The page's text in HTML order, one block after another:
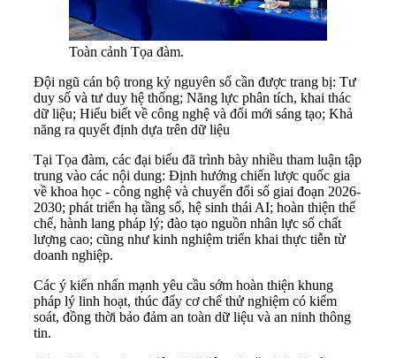
Toàn cảnh Tọa đàm.
Đội ngũ cán bộ trong kỷ nguyên số cần được trang bị: Tư
duy số và tư duy hệ thống; Năng lực phân tích, khai thác
dữ liệu; Hiểu biết về công nghệ và đổi mới sáng tạo; Khả
năng ra quyết định dựa trên dữ liệu
Tại Tọa đàm, các đại biểu đã trình bày nhiều tham luận tập
trung vào các nội dung: Định hướng chiến lược quốc gia
về khoa học - công nghệ và chuyển đổi số giai đoạn 2026-
2030; phát triển hạ tầng số, hệ sinh thái AI; hoàn thiện thể
chế, hành lang pháp lý; đào tạo nguồn nhân lực số chất
lượng cao; cũng như kinh nghiệm triển khai thực tiễn từ
doanh nghiệp.
Các ý kiến nhấn mạnh yêu cầu sớm hoàn thiện khung
pháp lý linh hoạt, thúc đẩy cơ chế thử nghiệm có kiểm
soát, đồng thời bảo đảm an toàn dữ liệu và an ninh thông
tin.